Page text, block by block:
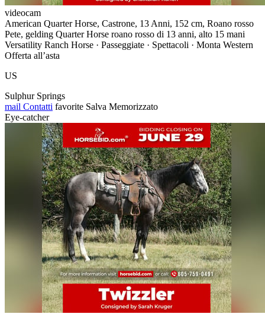
videocam
American Quarter Horse, Castrone, 13 Anni, 152 cm, Roano rosso
Pete, gelding Quarter Horse roano rosso di 13 anni, alto 15 mani
Versatility Ranch Horse · Passeggiate · Spettacoli · Monta Western
Offerta all’asta
US
Sulphur Springs
mail Contatti favorite Salva Memorizzato
Eye-catcher